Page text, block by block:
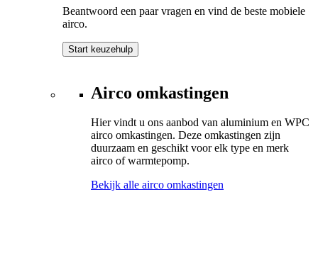
Beantwoord een paar vragen en vind de beste mobiele
airco.
Start keuzehulp
Airco omkastingen
Hier vindt u ons aanbod van aluminium en WPC
airco omkastingen. Deze omkastingen zijn
duurzaam en geschikt voor elk type en merk
airco of warmtepomp.
Bekijk alle airco omkastingen